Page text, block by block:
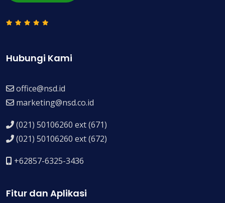
Hubungi Kami
office@nsd.id
marketing@nsd.co.id
(021) 50106260 ext (671)
(021) 50106260 ext (672)
+62857-6325-3436
Fitur dan Aplikasi